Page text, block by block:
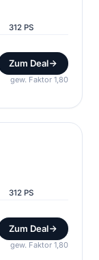
312 PS
Zum Deal
gew. Faktor 1,80
312 PS
Zum Deal
gew. Faktor 1,80